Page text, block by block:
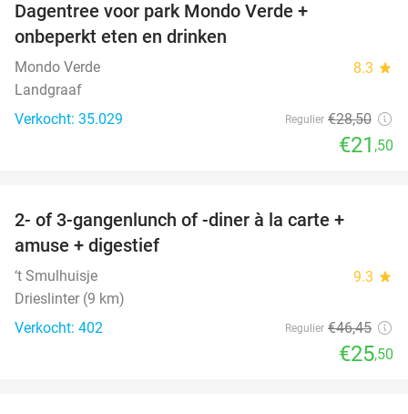
Dagentree voor park Mondo Verde +
onbeperkt eten en drinken
Mondo Verde 8.3 star
Landgraaf
Verkocht: 35.029
Regulier €28,50
€21 ,50
2- of 3-gangenlunch of -diner à la carte +
amuse + digestief
‘t Smulhuisje 9.3 star
Drieslinter (9 km)
Verkocht: 402
Regulier €46,45
€25,50